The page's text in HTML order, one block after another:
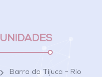
UNIDADES
Barra da Tijuca - Rio